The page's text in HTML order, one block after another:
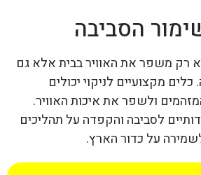
הסביבה
לא רק משפר את האוויר בבית אלא גם
מקצועיים לניקוי יכולים
ולשפר את איכות האוויר.
לסביבה והקפדה על תהליכים
על כדור הארץ.